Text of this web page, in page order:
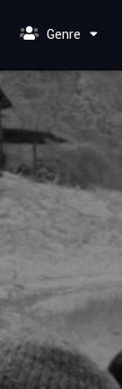
Genre